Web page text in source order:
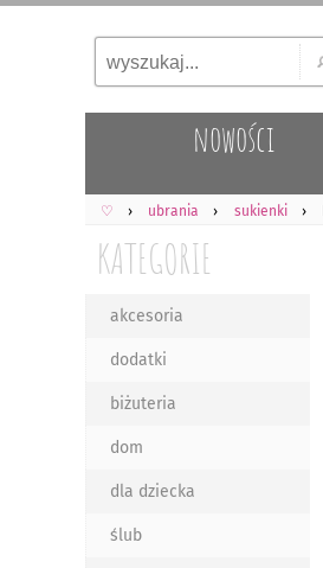
nowości
♡ ubrania sukienki
KATEGORIE
akcesoria
dodatki
biżuteria
dom
dla dziecka
ślub